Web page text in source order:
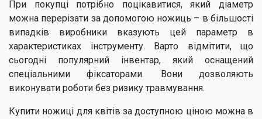
При покупці потрібно поцікавитися, який діаметр
можна перерізати за допомогою ножиць – в більшості
випадків виробники вказують цей параметр в
характеристиках інструменту. Варто відмітити, що
сьогодні популярний інвентар, який оснащений
спеціальними фіксаторами. Вони дозволяють
виконувати роботи без ризику травмування.
Купити ножиці для квітів за доступною ціною можна в